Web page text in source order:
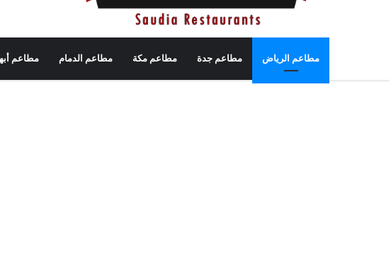
مطاعم الرياض مطاعم جدة مطاعم مكة مطاعم الدمام مطاعم